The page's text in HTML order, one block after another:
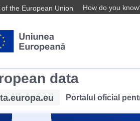
the European Union How do you
data
Portalul oficial